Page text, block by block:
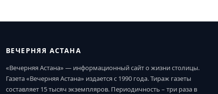
ВЕЧЕРНЯЯ АСТАНА
«Вечерняя Астана» — информационный сайт о жизни столицы.
Газета «Вечерняя Астана» издается с 1990 года. Тираж газеты
составляет 15 тысяч экземпляров. Периодичность – три раза в